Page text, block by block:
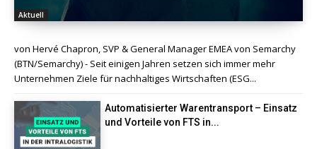
Aktuell
von Hervé Chapron, SVP & General Manager EMEA von Semarchy
(BTN/Semarchy) - Seit einigen Jahren setzen sich immer mehr
Unternehmen Ziele für nachhaltiges Wirtschaften (ESG...
Automatisierter Warentransport – Einsatz
und Vorteile von FTS in...